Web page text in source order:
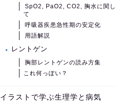
SpO2, PaO2, CO2, 胸水に関し
て
呼吸器疾患急性期の安定化
用語解説
レントゲン
胸部レントゲンの読み方集
これ何っぽい？
イラストで学ぶ生理学と病気